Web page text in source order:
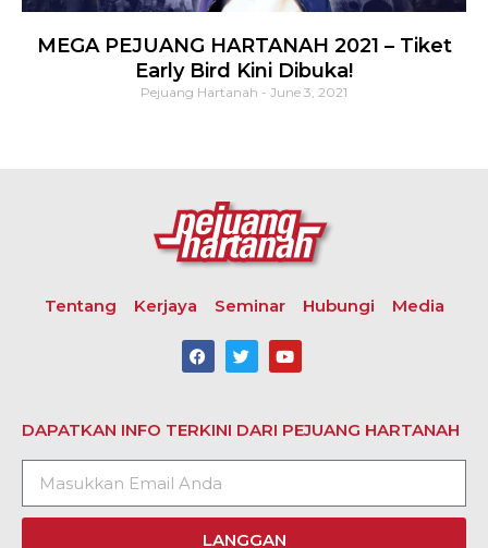
MEGA PEJUANG HARTANAH 2021 – Tiket
Early Bird Kini Dibuka!
Pejuang Hartanah June 3, 2021
Tentang Kerjaya Seminar Hubungi Media
DAPATKAN INFO TERKINI DARI PEJUANG HARTANAH
LANGGAN